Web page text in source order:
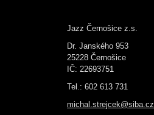
Jazz Černošice z.s.
Dr. Janského 953
25228 Černošice
IČ: 22693751
Tel.: 602 613 731
michal.strejcek@siba.cz